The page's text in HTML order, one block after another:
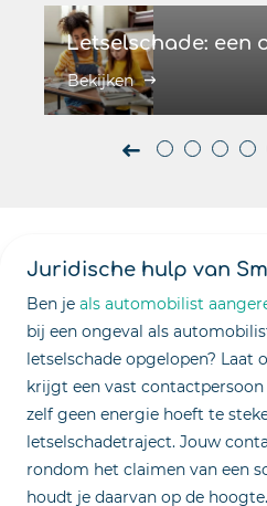
Letselschade: een
Bekijken
Juridische hulp van
Ben je als automobilist
bij een ongeval als
letselschade opgelopen? Laat
krijgt een vast
zelf geen energie hoeft te
letselschadetraject. Jouw
rondom het claimen van een
houdt je daarvan op de